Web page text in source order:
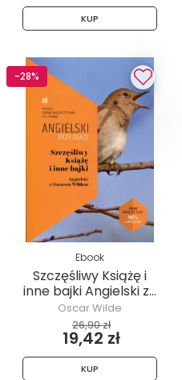
KUP
-28%
Ebook
Szczęśliwy Książę i
inne bajki Angielski z...
Oscar Wilde
26,90 zł
19,42 zł
KUP